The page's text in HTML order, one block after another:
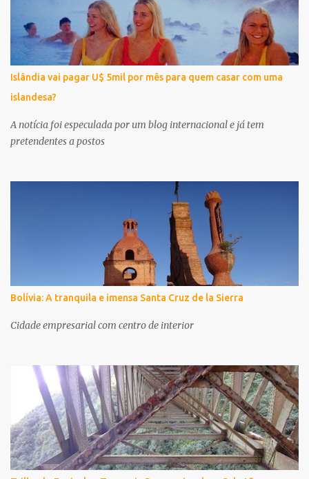
Islândia vai pagar U$ 5mil por mês para quem casar com uma
islandesa?
A notícia foi especulada por um blog internacional e já tem
pretendentes a postos
Bolívia: A tranquila e imensa Santa Cruz de la Sierra
Cidade empresarial com centro de interior